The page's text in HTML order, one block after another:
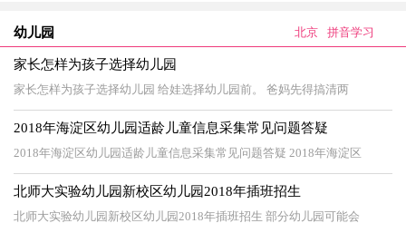
幼儿园 北京 拼音学习
家长怎样为孩子选择幼儿园
家长怎样为孩子选择幼儿园 给娃选择幼儿园前。 爸妈先得搞清两
2018年海淀区幼儿园适龄儿童信息采集常见问题答疑
2018年海淀区幼儿园适龄儿童信息采集常见问题答疑 2018年海淀区
北师大实验幼儿园新校区幼儿园2018年插班招生
北师大实验幼儿园新校区幼儿园2018年插班招生 部分幼儿园可能会